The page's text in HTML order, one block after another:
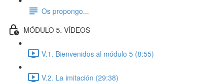
Os propongo...
MÓDULO 5. VÍDEOS
V.1. Bienvenidos al módulo 5 (8:55)
V.2. La imitación (29:38)